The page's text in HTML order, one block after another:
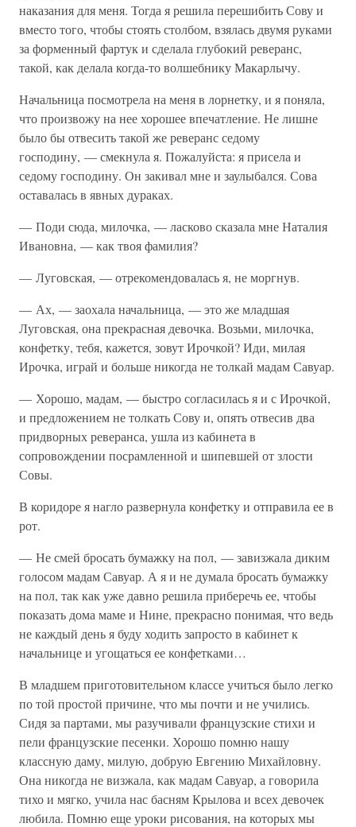
наказания для меня. Тогда я решила перешибить Сову и
вместо того, чтобы стоять столбом, взялась двумя руками
за форменный фартук и сделала глубокий реверанс,
такой, как делала когда-то волшебнику Макарлычу.
Начальница посмотрела на меня в лорнетку, и я поняла,
что произвожу на нее хорошее впечатление. Не лишне
было бы отвесить такой же реверанс седому
господину, — смекнула я. Пожалуйста: я присела и
седому господину. Он закивал мне и заулыбался. Сова
оставалась в явных дураках.
— Поди сюда, милочка, — ласково сказала мне Наталия
Ивановна, — как твоя фамилия?
— Луговская, — отрекомендовалась я, не моргнув.
— Ах, — заохала начальница, — это же младшая
Луговская, она прекрасная девочка. Возьми, милочка,
конфетку, тебя, кажется, зовут Ирочкой? Иди, милая
Ирочка, играй и больше никогда не толкай мадам Савуар.
— Хорошо, мадам, — быстро согласилась я и с Ирочкой,
и предложением не толкать Сову и, опять отвесив два
придворных реверанса, ушла из кабинета в
сопровождении посрамленной и шипевшей от злости
Совы.
В коридоре я нагло развернула конфетку и отправила ее в
рот.
— Не смей бросать бумажку на пол, — завизжала диким
голосом мадам Савуар. А я и не думала бросать бумажку
на пол, так как уже давно решила приберечь ее, чтобы
показать дома маме и Нине, прекрасно понимая, что ведь
не каждый день я буду ходить запросто в кабинет к
начальнице и угощаться ее конфетками…
В младшем приготовительном классе учиться было легко
по той простой причине, что мы почти и не учились.
Сидя за партами, мы разучивали французские стихи и
пели французские песенки. Хорошо помню нашу
классную даму, милую, добрую Евгению Михайловну.
Она никогда не визжала, как мадам Савуар, а говорила
тихо и мягко, учила нас басням Крылова и всех девочек
любила. Помню еще уроки рисования, на которых мы